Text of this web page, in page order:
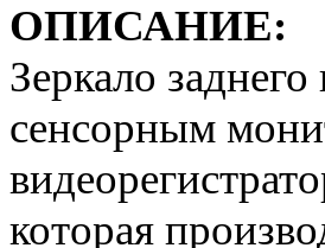
ОПИСАНИЕ:
Зеркало
сенсорным
которая